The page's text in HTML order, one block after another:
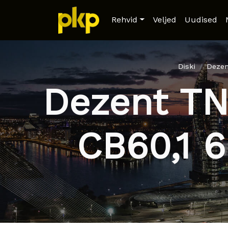
Rehvid Veljed Uudised
Diski
Dezent
CB60,1